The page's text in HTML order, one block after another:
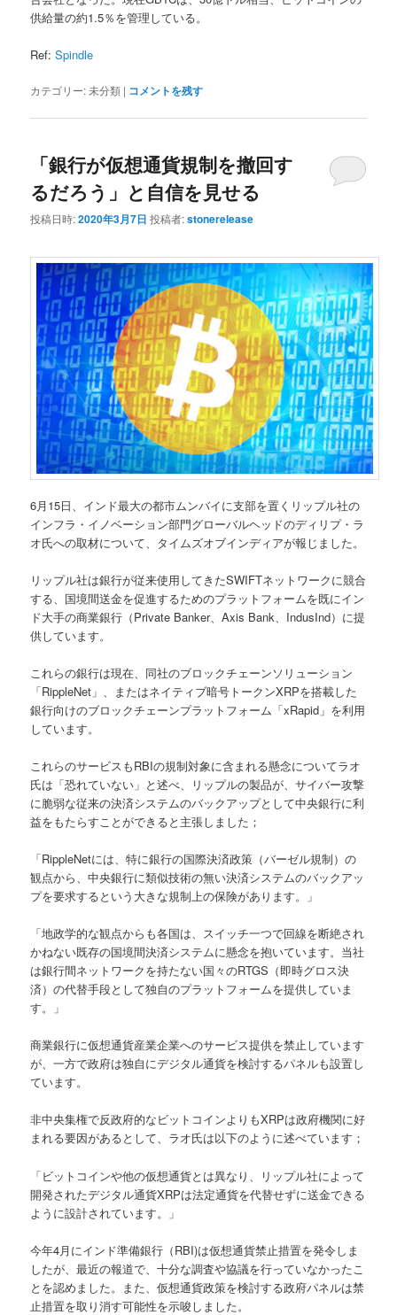
供給量の約1.5％を管理している。
Ref:Spindle
カテゴリー:未分類 | コメントを残す
「銀行が仮想通貨規制を撤回す
るだろう」と自信を見せる
投稿日時:2020年3月7日 投稿者:stonerelease
6月15日、インド最大の都市ムンバイに支部を置くリップル社の
インフラ・イノベーション部門グローバルヘッドのディリプ・ラ
オ氏への取材について、タイムズオブインディアが報じました。
リップル社は銀行が従来使用してきたSWIFTネットワークに競合
する、国境間送金を促進するためのプラットフォームを既にイン
ド大手の商業銀行（Private Banker、Axis Bank、IndusInd）に提
供しています。
これらの銀行は現在、同社のブロックチェーンソリューション
「RippleNet」、またはネイティブ暗号トークンXRPを搭載した
銀行向けのブロックチェーンプラットフォーム「xRapid」を利用
しています。
これらのサービスもRBIの規制対象に含まれる懸念についてラオ
氏は「恐れていない」と述べ、リップルの製品が、サイバー攻撃
に脆弱な従来の決済システムのバックアップとして中央銀行に利
益をもたらすことができると主張しました；
「RippleNetには、特に銀行の国際決済政策（バーゼル規制）の
観点から、中央銀行に類似技術の無い決済システムのバックアッ
プを要求するという大きな規制上の保険があります。」
「地政学的な観点からも各国は、スイッチ一つで回線を断絶され
かねない既存の国境間決済システムに懸念を抱いています。当社
は銀行間ネットワークを持たない国々のRTGS（即時グロス決
済）の代替手段として独自のプラットフォームを提供していま
す。」
商業銀行に仮想通貨産業企業へのサービス提供を禁止しています
が、一方で政府は独自にデジタル通貨を検討するパネルも設置し
ています。
非中央集権で反政府的なビットコインよりもXRPは政府機関に好
まれる要因があるとして、ラオ氏は以下のように述べています；
「ビットコインや他の仮想通貨とは異なり、リップル社によって
開発されたデジタル通貨XRPは法定通貨を代替せずに送金できる
ように設計されています。」
今年4月にインド準備銀行（RBI)は仮想通貨禁止措置を発令しま
したが、最近の報道で、十分な調査や協議を行っていなかったこ
とを認めました。また、仮想通貨政策を検討する政府パネルは禁
止措置を取り消す可能性を示唆しました。